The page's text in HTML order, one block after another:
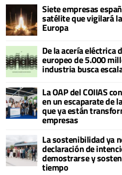
Siete empresas
satélite que vigilará
Europa
De la acería eléctrica
europeo de 5.000
industria busca
La OAP del COIIAS
en un escaparate de
que ya están
empresas
La sostenibilidad ya
declaración de
demostrarse y
tiempo